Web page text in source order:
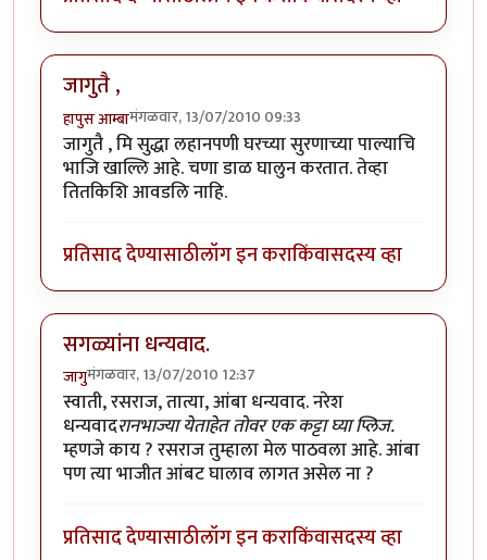
जागुतै ,
हापुस आम्बामंगळवार, 13/07/2010 09:33
जागुतै , मि सुद्धा लहानपणी घरच्या सुरणाच्या पाल्याचि
भाजि खाल्लि आहे. चणा डाळ घालुन करतात. तेव्हा
तितकिशि आवडलि नाहि.
प्रतिसाद देण्यासाठीलॉग इन कराकिंवासदस्य व्हा
सगळ्यांना धन्यवाद.
जागुमंगळवार, 13/07/2010 12:37
स्वाती, रसराज, तात्या, आंबा धन्यवाद. नरेश
धन्यवादरानभाज्या येताहेत तोवर एक कट्टा घ्या प्लिज.
म्हणजे काय ? रसराज तुम्हाला मेल पाठवला आहे. आंबा
पण त्या भाजीत आंबट घालाव लागत असेल ना ?
प्रतिसाद देण्यासाठीलॉग इन कराकिंवासदस्य व्हा